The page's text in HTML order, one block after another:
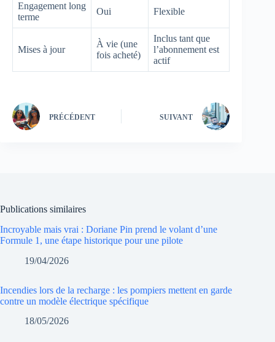
Engagement long
terme
Oui Flexible
Mises à jour
À vie (une
fois acheté)
Inclus tant que
l’abonnement est
actif
PRÉCÉDENT SUIVANT
Publications similaires
Incroyable mais vrai : Doriane Pin prend le volant d’une
Formule 1, une étape historique pour une pilote
19/04/2026
Incendies lors de la recharge : les pompiers mettent en garde
contre un modèle électrique spécifique
18/05/2026